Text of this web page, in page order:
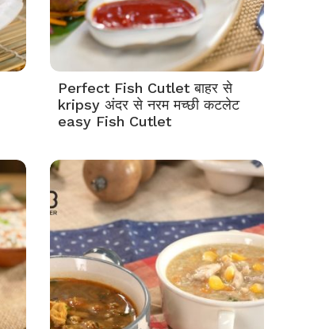
Perfect Fish Cutlet बाहर से
kripsy अंदर से नरम मच्छी कटलेट
easy Fish Cutlet